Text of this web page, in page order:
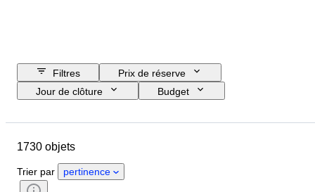
Filtres
Prix de réserve
Jour de clôture
Budget
Pays d’origine
Genre
État
Certificat
1730 objets
Trier par pertinence